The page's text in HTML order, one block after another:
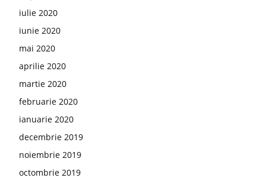
iulie 2020
iunie 2020
mai 2020
aprilie 2020
martie 2020
februarie 2020
ianuarie 2020
decembrie 2019
noiembrie 2019
octombrie 2019